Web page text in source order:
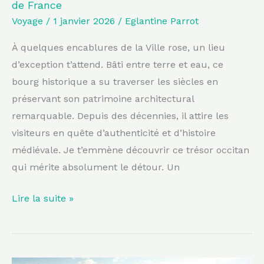
de France
Voyage / 1 janvier 2026 / Eglantine Parrot
À quelques encablures de la Ville rose, un lieu
d’exception t’attend. Bâti entre terre et eau, ce
bourg historique a su traverser les siècles en
préservant son patrimoine architectural
remarquable. Depuis des décennies, il attire les
visiteurs en quête d’authenticité et d’histoire
médiévale. Je t’emmène découvrir ce trésor occitan
qui mérite absolument le détour. Un
est
l’un
des
plus
remarquables
de
France
Lire la suite »